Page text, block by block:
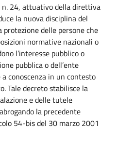
n. 24, attuativo della direttiva
la nuova disciplina del
delle persone che
normative nazionali o
l’interesse pubblico o
pubblica o dell’ente
conoscenza in un contesto
Tale decreto stabilisce la
e delle tutele
la precedente
54-bis del 30 marzo 2001